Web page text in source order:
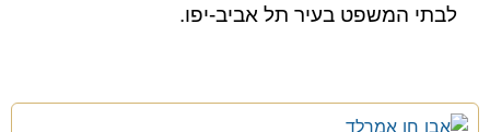
לבתי המשפט בעיר תל אביב-יפו.